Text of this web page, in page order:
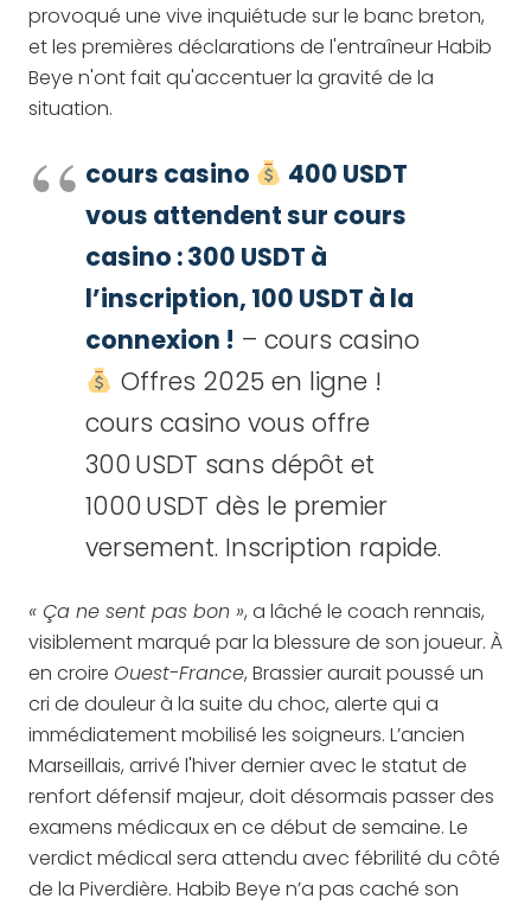
provoqué une vive inquiétude sur le banc breton,
et les premières déclarations de l'entraîneur Habib
Beye n'ont fait qu'accentuer la gravité de la
situation.
cours casino
400 USDT
vous attendent sur cours
casino : 300 USDT à
l’inscription, 100 USDT à la
connexion ! – cours casino
Offres 2025 en ligne !
cours casino vous offre
300 USDT sans dépôt et
1000 USDT dès le premier
versement. Inscription rapide.
« Ça ne sent pas bon », a lâché le coach rennais,
visiblement marqué par la blessure de son joueur. À
en croire Ouest-France, Brassier aurait poussé un
cri de douleur à la suite du choc, alerte qui a
immédiatement mobilisé les soigneurs. L’ancien
Marseillais, arrivé l'hiver dernier avec le statut de
renfort défensif majeur, doit désormais passer des
examens médicaux en ce début de semaine. Le
verdict médical sera attendu avec fébrilité du côté
de la Piverdière. Habib Beye n’a pas caché son